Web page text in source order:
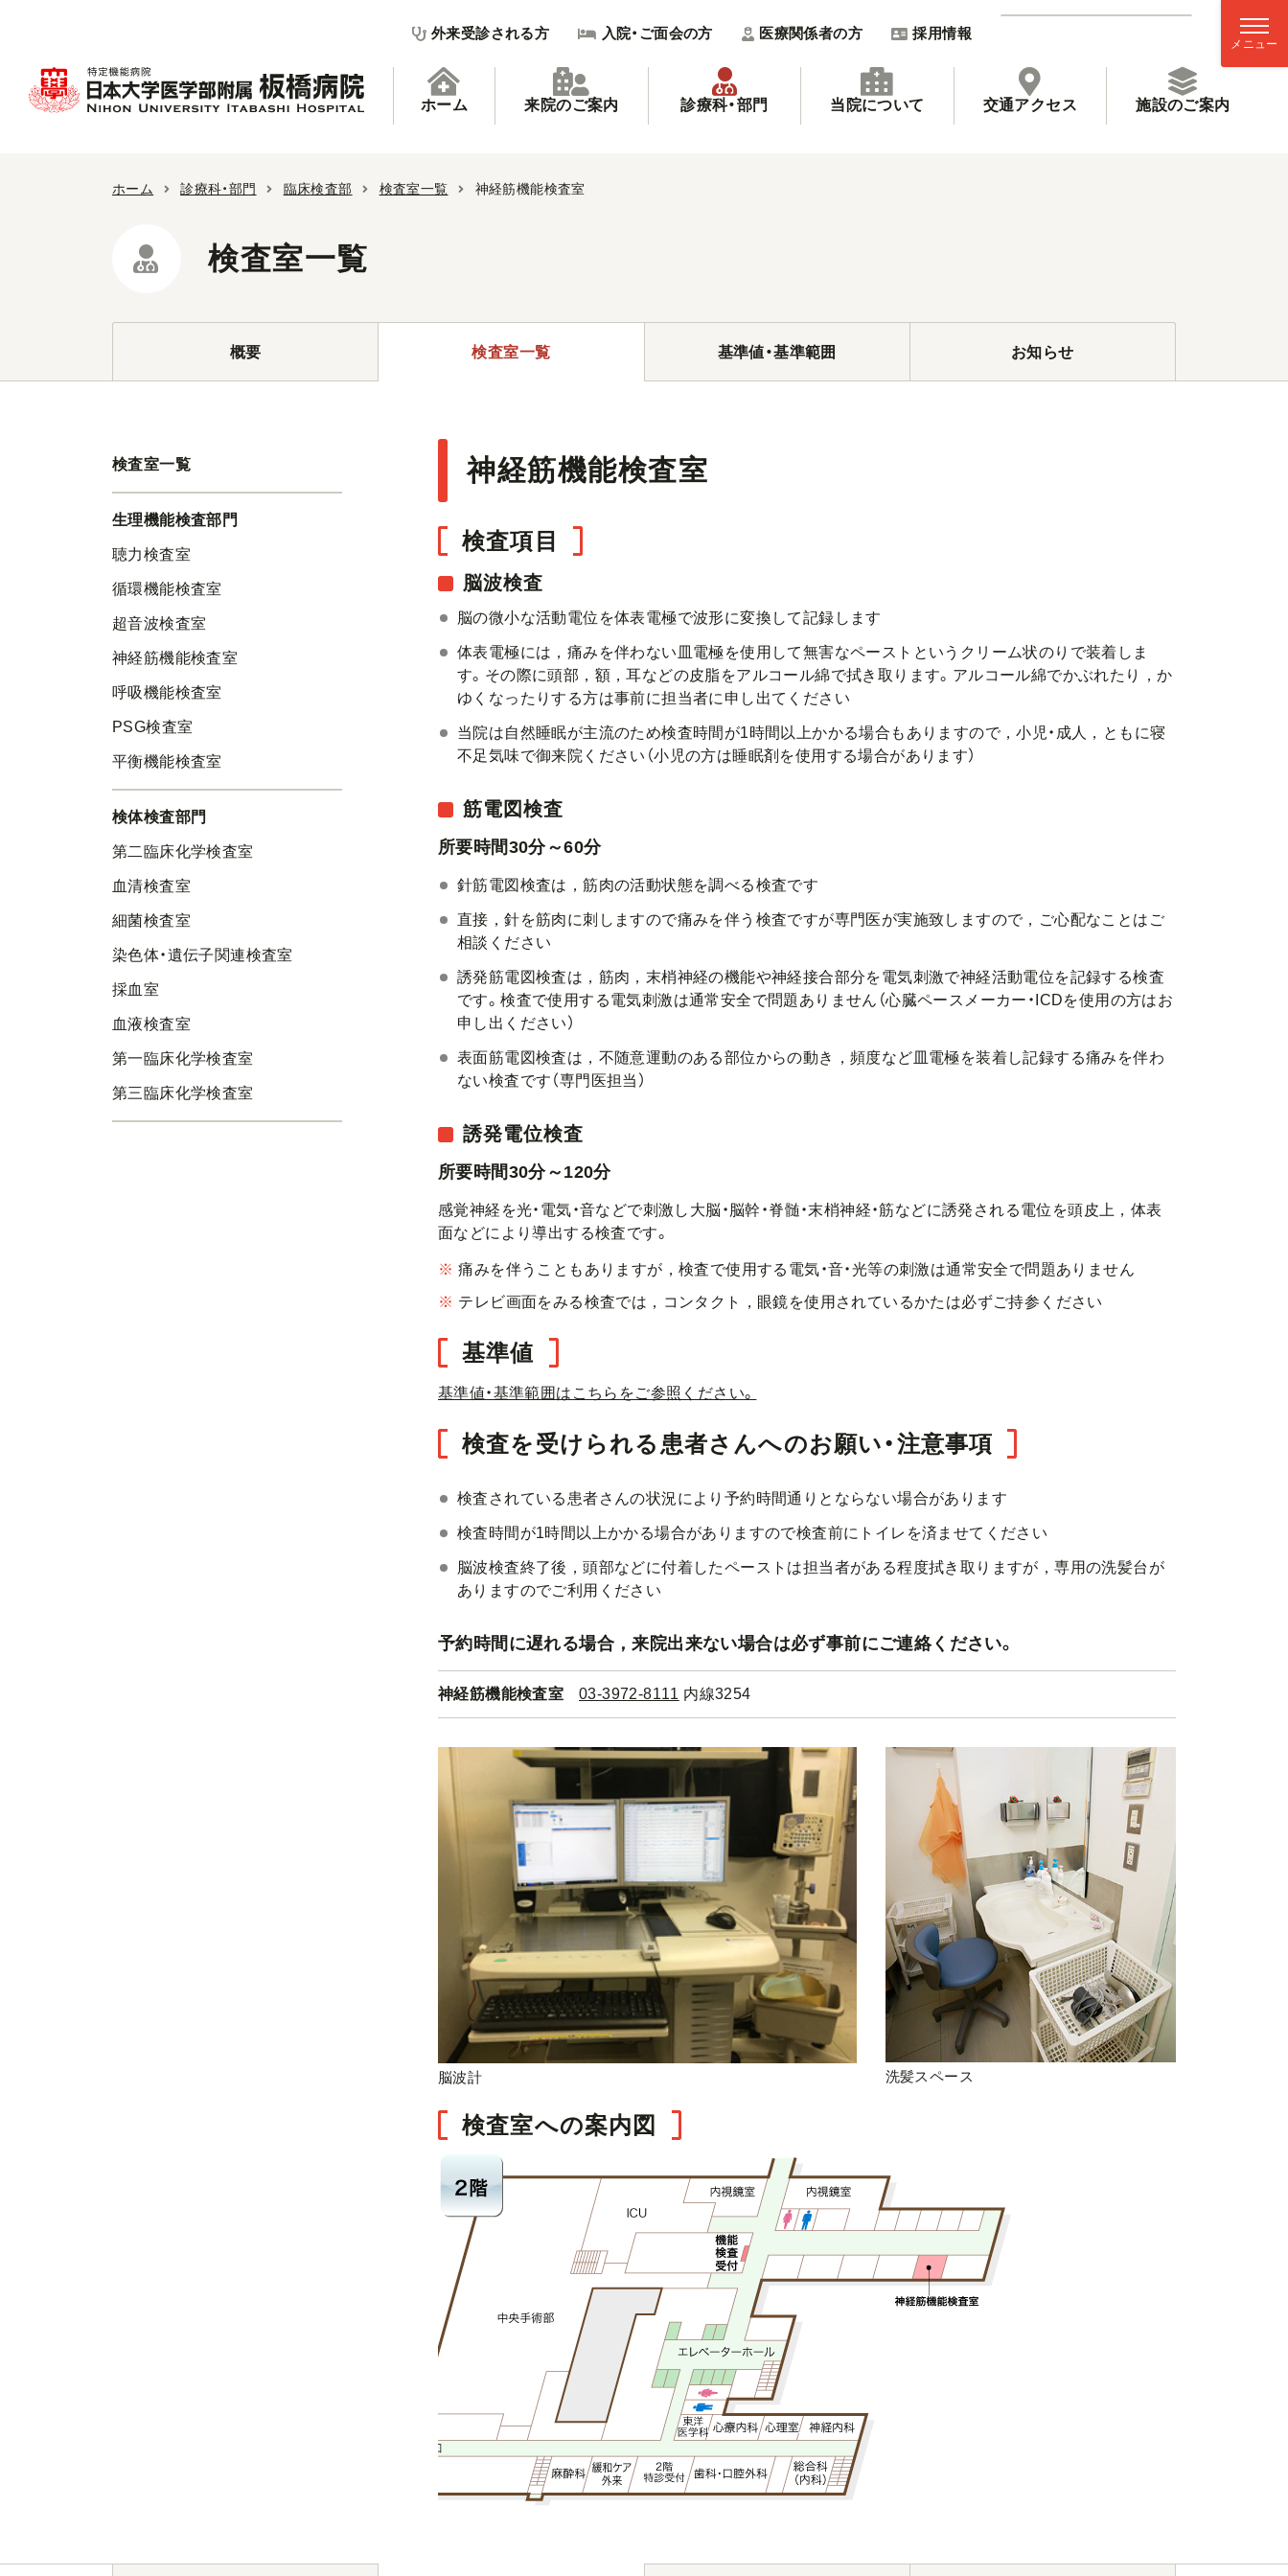
外来受診される方 入院・ご面会の方 医療関係者の方 採用情報
ホーム 来院のご案内 診療科・部門 当院について 交通アクセス 施設のご案内
ホーム 診療科・部門 臨床検査部 検査室一覧 神経筋機能検査室
検査室一覧
概要 検査室一覧 基準値・基準範囲 お知らせ
神経筋機能検査室
検査項目
脳波検査
脳の微小な活動電位を体表電極で波形に変換して記録します
体表電極には，痛みを伴わない皿電極を使用して無害なペーストというクリーム状のりで装着しま
す。その際に頭部，額，耳などの皮脂をアルコール綿で拭き取ります。アルコール綿でかぶれたり，か
ゆくなったりする方は事前に担当者に申し出てください
当院は自然睡眠が主流のため検査時間が1時間以上かかる場合もありますので，小児・成人，ともに寝
不足気味で御来院ください（小児の方は睡眠剤を使用する場合があります）
筋電図検査
所要時間30分～60分
針筋電図検査は，筋肉の活動状態を調べる検査です
直接，針を筋肉に刺しますので痛みを伴う検査ですが専門医が実施致しますので，ご心配なことはご
相談ください
誘発筋電図検査は，筋肉，末梢神経の機能や神経接合部分を電気刺激で神経活動電位を記録する検査
です。検査で使用する電気刺激は通常安全で問題ありません（心臓ペースメーカー・ICDを使用の方はお
申し出ください）
表面筋電図検査は，不随意運動のある部位からの動き，頻度など皿電極を装着し記録する痛みを伴わ
ない検査です（専門医担当）
誘発電位検査
所要時間30分～120分
感覚神経を光・電気・音などで刺激し大脳・脳幹・脊髄・末梢神経・筋などに誘発される電位を頭皮上，体表
面などにより導出する検査です。
※ 痛みを伴うこともありますが，検査で使用する電気・音・光等の刺激は通常安全で問題ありません
※ テレビ画面をみる検査では，コンタクト，眼鏡を使用されているかたは必ずご持参ください
基準値
基準値・基準範囲はこちらをご参照ください。
検査を受けられる患者さんへのお願い・注意事項
検査されている患者さんの状況により予約時間通りとならない場合があります
検査時間が1時間以上かかる場合がありますので検査前にトイレを済ませてください
脳波検査終了後，頭部などに付着したペーストは担当者がある程度拭き取りますが，専用の洗髪台が
ありますのでご利用ください
予約時間に遅れる場合，来院出来ない場合は必ず事前にご連絡ください。
神経筋機能検査室 03-3972-8111 内線3254
脳波計 洗髪スペース
検査室への案内図
検査室一覧
生理機能検査部門
聴力検査室
循環機能検査室
超音波検査室
神経筋機能検査室
呼吸機能検査室
PSG検査室
平衡機能検査室
検体検査部門
第二臨床化学検査室
血清検査室
細菌検査室
染色体・遺伝子関連検査室
採血室
血液検査室
第一臨床化学検査室
第三臨床化学検査室